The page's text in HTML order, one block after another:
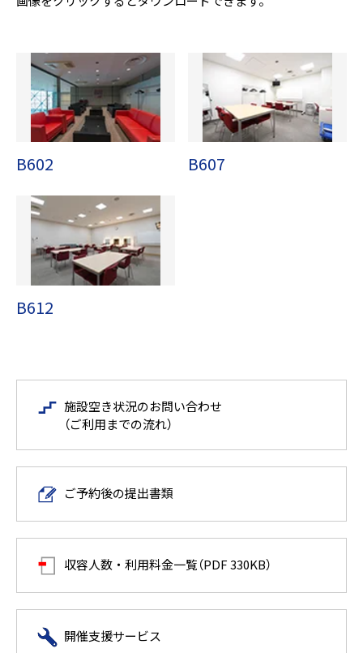
B602 B607
B612
施設空き状況のお問い合わせ
（ご利用までの流れ）
ご予約後の提出書類
収容人数・利用料金一覧（PDF 330KB）
開催支援サービス